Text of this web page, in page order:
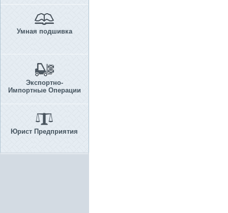
Умная подшивка
Экспортно-
Импортные Операции
Юрист Предприятия